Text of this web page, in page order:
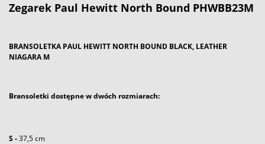
Zegarek Paul Hewitt North Bound PHWBB23M
BRANSOLETKA PAUL HEWITT NORTH BOUND BLACK, LEATHER
NIAGARA M
Bransoletki dostępne w dwóch rozmiarach:
S -37,5 cm